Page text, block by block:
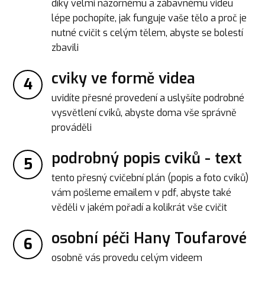
díky velmi názornému a zábavnému videu
lépe pochopíte, jak funguje vaše tělo a proč je
nutné cvičit s celým tělem, abyste se bolestí
zbavili
4 cviky ve formě videa
uvidíte přesné provedení a uslyšíte podrobné
vysvětlení cviků, abyste doma vše správně
prováděli
5 podrobný popis cviků - text
tento přesný cvičební plán (popis a foto cviků)
vám pošleme emailem v pdf, abyste také
věděli v jakém pořadí a kolikrát vše cvičit
6 osobní péči Hany Toufarové
osobně vás provedu celým videem